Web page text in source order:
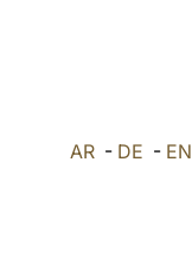
AR- DE - EN